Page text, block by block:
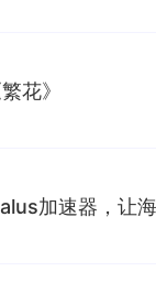
花》
加速器，让